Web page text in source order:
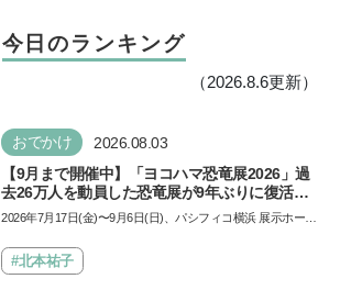
今日のランキング
（2026.8.6更新）
おでかけ 2026.08.03
【9月まで開催中】「ヨコハマ恐竜展2026」過
去26万人を動員した恐竜展が9年ぶりに復活！
夏休みのおでかけで楽しむポイントを完全ガイ
2026年7月17日(金)〜9月6日(日)、パシフィコ横浜 展示ホール
催…#北本祐子